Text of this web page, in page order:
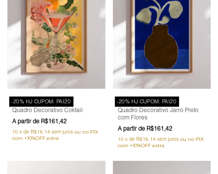
-20% HJ CUPOM: PAI20
Quadro Decorativo Coktail
R$161,42
10 x de R$16,14 sem juros
-20% HJ CUPOM: PAI20
Quadro Decorativo Jarro Preto
com Flores
R$161,42
10 x de R$16,14 sem juros